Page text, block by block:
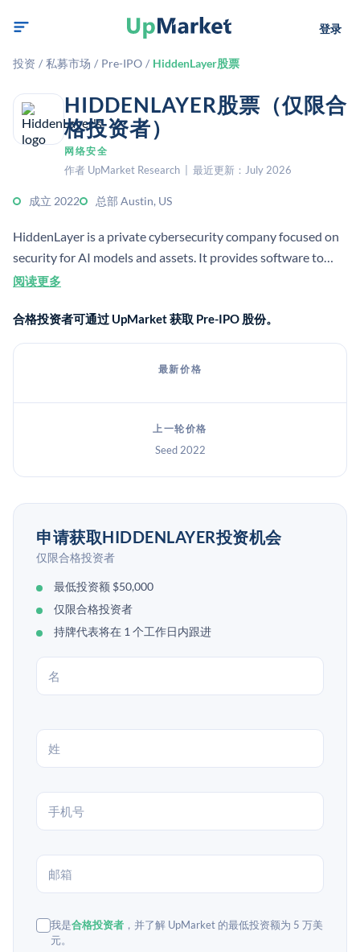
登录
投资 / 私募市场 / Pre-IPO / HiddenLayer股票
HIDDENLAYER股票（仅限合
格投资者）
网络安全
作者 UpMarket Research | 最近更新：July 2026
成立 2022 总部 Austin, US
HiddenLayer is a private cybersecurity company focused on
security for AI models and assets. It provides software to
detect threats, protect models, and help enterprises adopt AI
positioned as an AI application security provider.
阅读更多
合格投资者可通过 UpMarket 获取 Pre-IPO 股份。
最新价格
上一轮价格
Seed 2022
申请获取HIDDENLAYER投资机会
仅限合格投资者
最低投资额 $50,000
仅限合格投资者
持牌代表将在 1 个工作日内跟进
我是合格投资者 ，并了解 UpMarket 的最低投资额为 5 万美
元。